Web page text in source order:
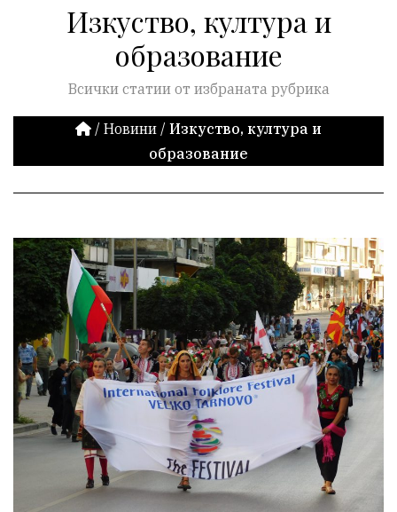
Изкуство, култура и
образование
Всички статии от избраната рубрика
/ Новини / Изкуство, култура и
образование